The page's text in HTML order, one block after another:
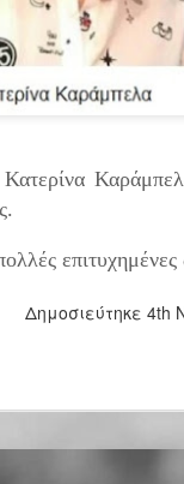
επιτυχημένες
Δημοσιεύτηκε 4th